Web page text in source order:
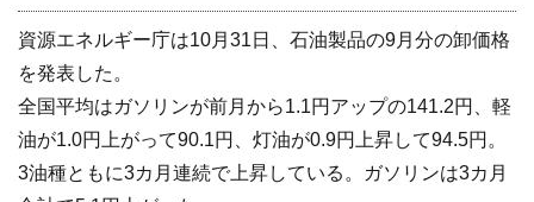
資源エネルギー庁は10月31日、石油製品の9月分の卸価格
を発表した。
全国平均はガソリンが前月から1.1円アップの141.2円、軽
油が1.0円上がって90.1円、灯油が0.9円上昇して94.5円。
3油種ともに3カ月連続で上昇している。ガソリンは3カ月